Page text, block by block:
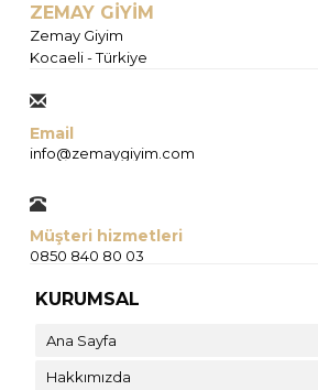
ZEMAY GİYİM
Zemay Giyim
Kocaeli - Türkiye
Email
info@zemaygiyim.com
Müşteri hizmetleri
0850 840 80 03
KURUMSAL
Ana Sayfa
Hakkımızda